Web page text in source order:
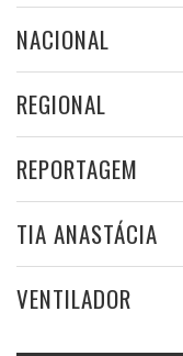
NACIONAL
REGIONAL
REPORTAGEM
TIA ANASTÁCIA
VENTILADOR